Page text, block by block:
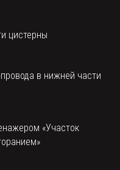
цистерны
в нижней части
«Участок